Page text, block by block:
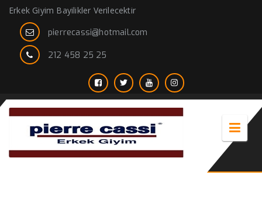
Erkek Giyim Bayilikler Verilecektir
pierrecassi@hotmail.com
212 458 25 25